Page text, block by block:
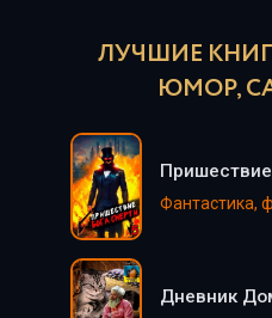
ЛУЧШИЕ
ЮМОР,
Дневник